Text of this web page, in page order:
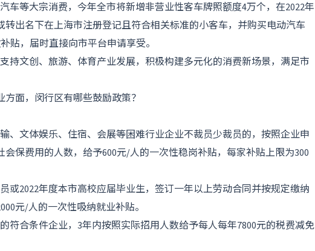
车等大宗消费，今年全市将新增非营业性客车牌照额度4万个，在2022年
转出名下在上海市注册登记且符合相关标准的小客车，并购买电动汽车
贴，届时直接向市平台申请享受。
持文创、旅游、体育产业发展，积极构建多元化的消费新场景，满足市
面，闵行区有哪些鼓励政策？
、文体娱乐、住宿、会展等困难行业企业不裁员少裁员的，按照企业申
保费用的人数，给予600元/人的一次性稳岗补贴，每家补贴上限为300
或2022年度本市高校应届毕业生，签订一年以上劳动合同并按规定缴纳
元/人的一次性吸纳就业补贴。
符合条件企业，3年内按照实际招用人数给予每人每年7800元的税费减免